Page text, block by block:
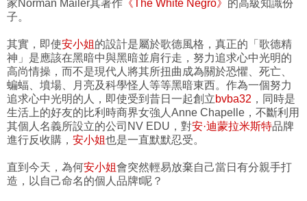
家Norman Mailer其著作 《The White Negro》 的高級知識份
子。
其實，即使安小姐的設計是屬於歌德風格，真正的「歌德精
神」是應該在黑暗中與黑暗並肩行走，努力追求心中光明的
高尚情操，而不是現代人將其所扭曲成為關於恐懼、死亡、
蝙蝠、墳場、月亮及科學怪人等等黑暗東西。作為一個努力
追求心中光明的人，即使受到昔日一起創立bvba32 ，同時是
生活上的好友的比利時商界女強人Anne Chapelle，不斷利用
其個人名義所設立的公司NV EDU，對安·迪蒙拉米斯特品牌
進行反收購， 安小姐也是一直默默忍受。
直到今天，為何安小姐會突然輕易放棄自己當日有分親手打
造，以自己命名的個人品牌t呢？